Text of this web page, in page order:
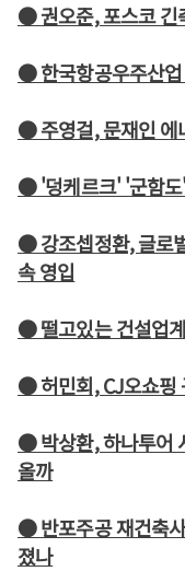
● 권오준, 포스코 긴
● 한국항공우주산업
● 주영걸, 문재인 에
● '덩케르크' '군함도
● 강조셉정환, 글로
속 영입
● 떨고있는 건설업
● 허민회, CJ오쇼핑
● 박상환, 하나투어
올까
● 반포주공 재건축
졌나